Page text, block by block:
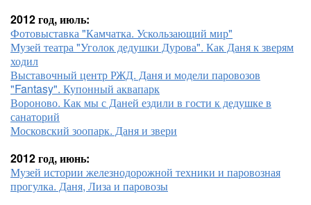
2012 год, июль:
Фотовыставка "Камчатка. Ускользающий мир"
Музей театра "Уголок дедушки Дурова". Как Даня к зверям
ходил
Выставочный центр РЖД. Даня и модели паровозов
"Fantasy". Купонный аквапарк
Вороново. Как мы с Даней ездили в гости к дедушке в
санаторий
Московский зоопарк. Даня и звери
2012 год, июнь:
Музей истории железнодорожной техники и паровозная
прогулка. Даня, Лиза и паровозы